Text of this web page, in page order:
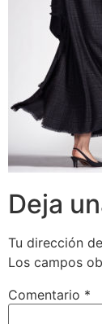
Deja
Tu dirección
Los campos
Comentario *